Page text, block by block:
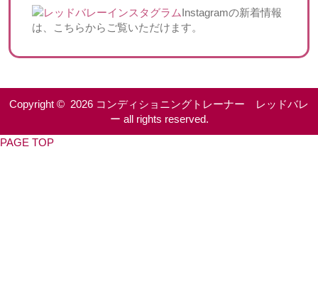
Instagramの新着情報
は、こちらからご覧いただけます。
Copyright © 2026 コンディショニングトレーナー レッドバレ
ー all rights reserved.
PAGE TOP